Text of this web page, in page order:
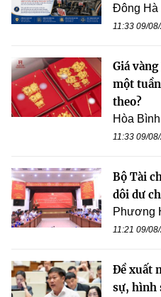
Đông Hà
11:33 09/
Giá
một
theo?
Hòa Bình
11:33 09/
Bộ Tài
dôi dư
Phương
11:21 09/
Đề xuất
sự, hình